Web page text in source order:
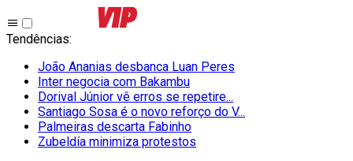
Tendências:
João Ananias desbanca Luan Peres
Inter negocia com Bakambu
Dorival Júnior vê erros se repetire...
Santiago Sosa é o novo reforço do V...
Palmeiras descarta Fabinho
Zubeldía minimiza protestos